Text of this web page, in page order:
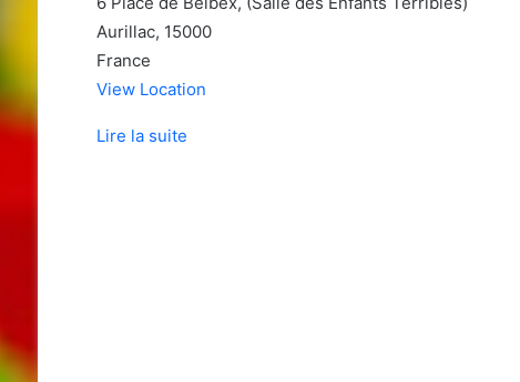
Aurillac, 15000
France
View Location
Lire la suite